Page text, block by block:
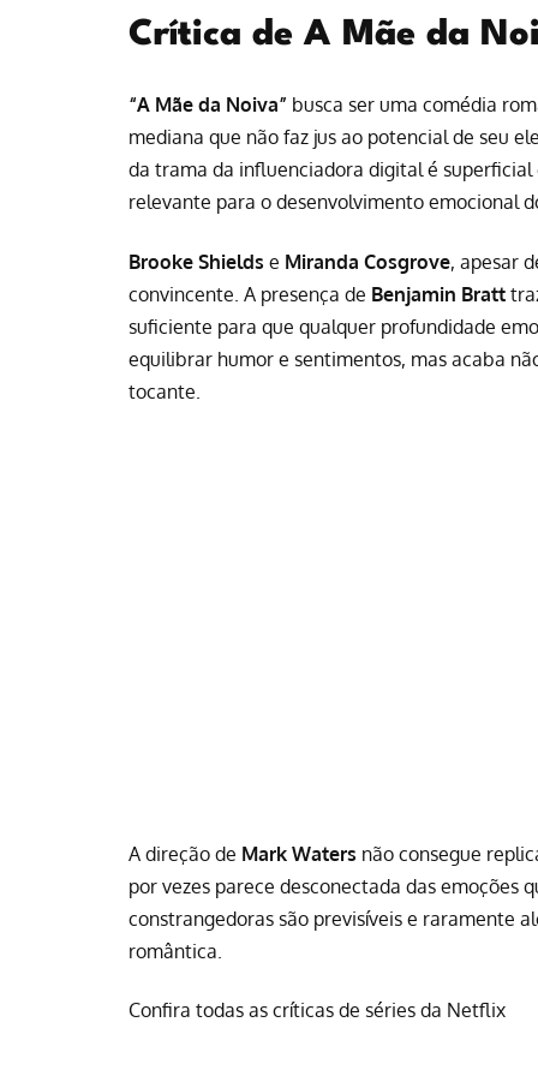
Crítica de A Mãe da
“A Mãe da Noiva” busca ser uma comédia
mediana que não faz jus ao potencial de seu
da trama da influenciadora digital é
relevante para o desenvolvimento emocional
Brooke Shields e Miranda Cosgrove, apesar
convincente. A presença de Benjamin Bratt
suficiente para que qualquer profundidade
equilibrar humor e sentimentos, mas acaba
tocante.
A direção de Mark Waters não consegue
por vezes parece desconectada das emoções
constrangedoras são previsíveis e raramente
romântica.
Confira todas as críticas de séries da Netflix